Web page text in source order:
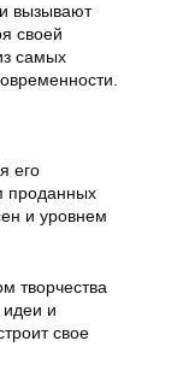
вызывают
своей
самых
его
проданных
и уровнем
творчества
и
свое